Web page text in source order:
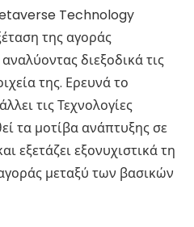
Technology
της αγοράς
διεξοδικά τις
της. Ερευνά το
τις Τεχνολογίες
τα μοτίβα ανάπτυξης σε
εξετάζει εξονυχιστικά τη
μεταξύ των βασικών